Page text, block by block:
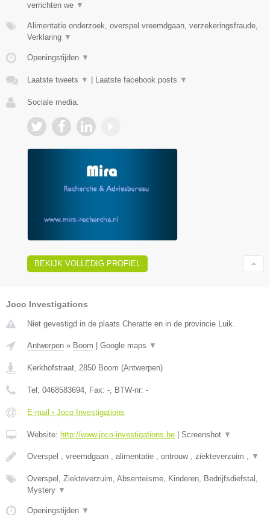
verrichten we ▼
Alimentatie onderzoek, overspel vreemdgaan, verzekeringsfraude,
Verklaring ▼
Openingstijden ▼
Laatste tweets ▼ Laatste facebook posts ▼
Sociale media:
BEKIJK VOLLEDIG PROFIEL
Joco Investigations
Niet gevestigd in de plaats Cheratte en in de provincie Luik.
Antwerpen » Boom Google maps ▼
Kerkhofstraat 2850 Boom (Antwerpen)
Tel: 0468583694 , Fax: - , BTW-nr: -
E-mail › Joco Investigations
Website: http://www.joco-investigations.be Screenshot ▼
Overspel , vreemdgaan , alimentatie , ontrouw , ziekteverzuim , ▼
Overspel, Ziekteverzuim, Absenteïsme, Kinderen, Bedrijfsdiefstal,
Mystery ▼
Openingstijden ▼